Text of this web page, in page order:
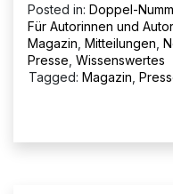
Posted in: Doppel-
Für Autorinnen und
Magazin Mitteilungen
Presse Wissenswertes
Tagged: Magazin